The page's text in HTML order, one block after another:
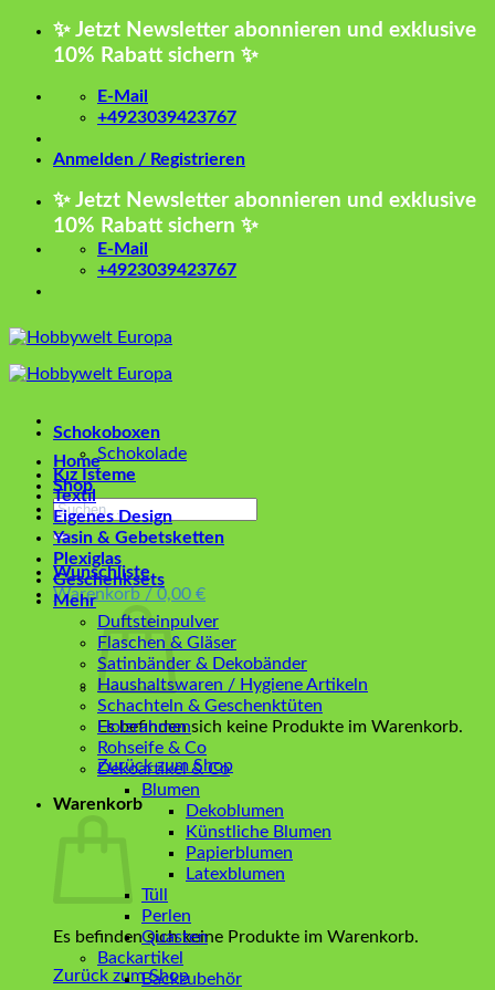
Zum
✨ Jetzt Newsletter abonnieren und exklusive
10% Rabatt sichern ✨
E-Mail
+4923039423767
Anmelden / Registrieren
✨ Jetzt Newsletter abonnieren und exklusive
10% Rabatt sichern ✨
E-Mail
+4923039423767
Home
Shop
Suchen
nach:
Wunschliste
Warenkorb / 0,00 €
Es befinden sich keine Produkte im Warenkorb.
Zurück zum Shop
Warenkorb
Es befinden sich keine Produkte im Warenkorb.
Zurück zum Shop
Schokoboxen
Schokolade
Kız İsteme
Textil
Eigenes Design
Yasin & Gebetsketten
Plexiglas
Geschenksets
Mehr
Duftsteinpulver
Flaschen & Gläser
Satinbänder & Dekobänder
Haushaltswaren / Hygiene Artikeln
Schachteln & Geschenktüten
Holzrahmen
Rohseife & Co
Dekoartikel & Co
Blumen
Dekoblumen
Künstliche Blumen
Papierblumen
Latexblumen
Tüll
Perlen
Quasten
Backartikel
Backzubehör